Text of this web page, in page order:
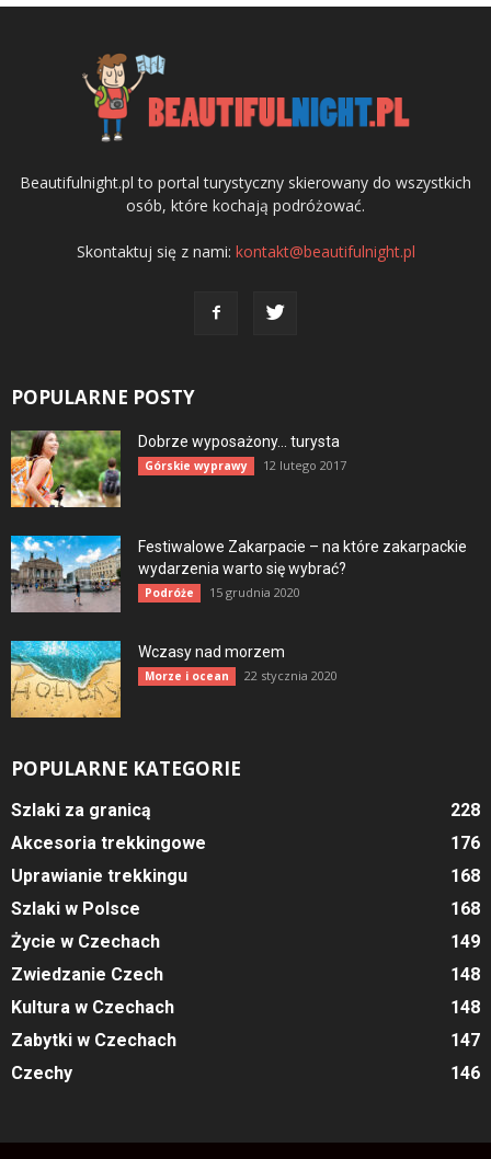
Beautifulnight.pl to portal turystyczny skierowany do wszystkich
osób, które kochają podróżować.
Skontaktuj się z nami: kontakt@beautifulnight.pl
POPULARNE POSTY
Dobrze wyposażony… turysta
Górskie wyprawy 12 lutego 2017
Festiwalowe Zakarpacie – na które zakarpackie
wydarzenia warto się wybrać?
Podróże 15 grudnia 2020
Wczasy nad morzem
Morze i ocean 22 stycznia 2020
POPULARNE KATEGORIE
Szlaki za granicą
228
Akcesoria trekkingowe
176
Uprawianie trekkingu
168
Szlaki w Polsce
168
Życie w Czechach
149
Zwiedzanie Czech
148
Kultura w Czechach
148
Zabytki w Czechach
147
Czechy
146